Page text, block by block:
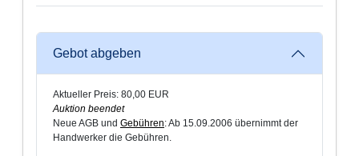
Gebot abgeben
Aktueller Preis: 80,00 EUR
Auktion beendet
Neue AGB und Gebühren: Ab 15.09.2006 übernimmt der
Handwerker die Gebühren.